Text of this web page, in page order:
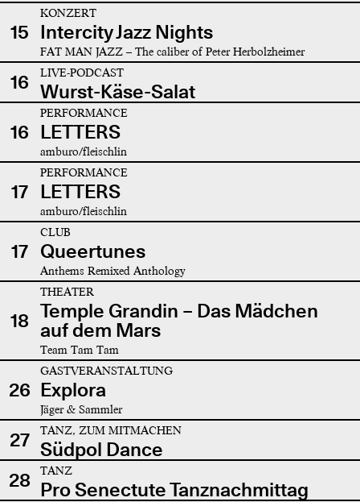
15
KONZERT
Intercity Jazz Nights
FAT MAN JAZZ – The caliber of Peter Herbolzheimer
16 LIVE-PODCAST
Wurst-Käse-Salat
16
PERFORMANCE
LETTERS
amburo/fleischlin
17
PERFORMANCE
LETTERS
amburo/fleischlin
17
CLUB
Queertunes
Anthems Remixed Anthology
18
THEATER
Temple Grandin – Das Mädchen
auf dem Mars
Team Tam Tam
26
GASTVERANSTALTUNG
Explora
Jäger & Sammler
27 TANZ, ZUM MITMACHEN
Südpol Dance
28
TANZ
Pro Senectute Tanznachmittag